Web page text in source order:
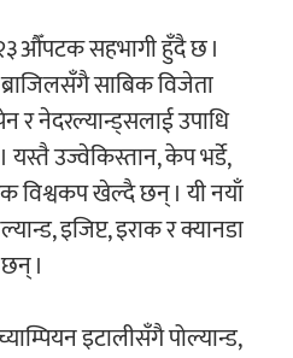
भनेकै यस्तो होला’को शीर्ष गीत
२३औँपटक सहभागी हुँदै छ ।
साबिक विजेता
र नेदरल्यान्ड्सलाई उपाधि
यस्तै उज्वेकिस्तान, केप भर्डे,
विश्वकप खेल्दै छन् । यी नयाँ
इजिप्ट, इराक र क्यानडा
।
इटालीसँगै पोल्यान्ड,